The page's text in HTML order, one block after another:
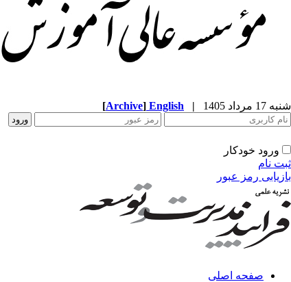
شنبه 17 مرداد 1405 |
English
[Archive]
ورود خودکار
ثبت نام
بازیابی رمز عبور
صفحه اصلی